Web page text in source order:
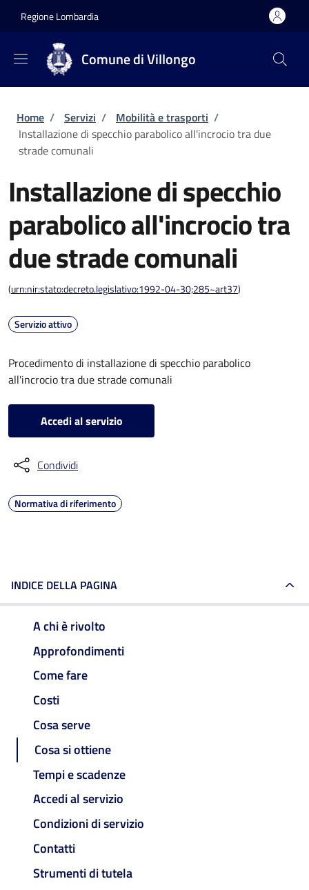
Regione Lombardia
Comune di Villongo
Briciole di pane
Home / Servizi / Mobilità e trasporti /
Installazione di specchio parabolico all'incrocio tra due
strade comunali
Installazione di specchio
parabolico all'incrocio tra
due strade comunali
(urn:nir:stato:decreto.legislativo:1992-04-30;285~art37)
Servizio attivo
Procedimento di installazione di specchio parabolico
all'incrocio tra due strade comunali
Accedi al servizio
Condividi
Normativa di riferimento
INDICE DELLA PAGINA
A chi è rivolto
Approfondimenti
Come fare
Costi
Cosa serve
Cosa si ottiene
Tempi e scadenze
Accedi al servizio
Condizioni di servizio
Contatti
Strumenti di tutela